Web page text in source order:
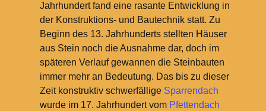
Jahrhundert fand eine rasante Entwicklung in
der Konstruktions- und Bautechnik statt. Zu
Beginn des 13. Jahrhunderts stellten Häuser
aus Stein noch die Ausnahme dar, doch im
späteren Verlauf gewannen die Steinbauten
immer mehr an Bedeutung. Das bis zu dieser
Zeit konstruktiv schwerfällige Sparrendach
wurde im 17. Jahrhundert vom Pfettendach